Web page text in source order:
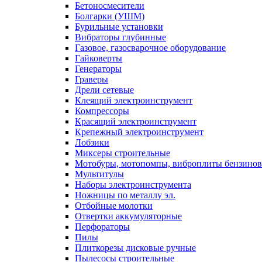
Бетоносмесители
Болгарки (УШМ)
Бурильные установки
Вибраторы глубинные
Газовое, газосварочное оборудование
Гайковерты
Генераторы
Граверы
Дрели сетевые
Клеящий электроинструмент
Компрессоры
Красящий электроинструмент
Крепежный электроинструмент
Лобзики
Миксеры строительные
Мотобуры, мотопомпы, виброплиты
Мультитулы
Наборы электроинструмента
Ножницы по металлу эл.
Отбойные молотки
Отвертки аккумуляторные
Перфораторы
Пилы
Плиткорезы дисковые ручные
Пылесосы строительные